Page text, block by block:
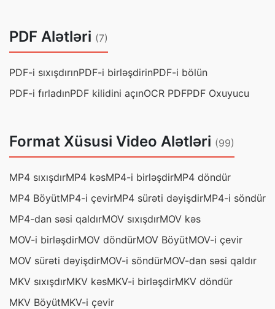
PDF Alətləri (7)
PDF-i sıxışdırınPDF-i birləşdirinPDF-i bölün
PDF-i fırladınPDF kilidini açınOCR PDFPDF Oxuyucu
Format Xüsusi Video Alətləri (99)
MP4 sıxışdırMP4 kəsMP4-i birləşdirMP4 döndür
MP4 BöyütMP4-i çevirMP4 sürəti dəyişdirMP4-i söndür
MP4-dan səsi qaldırMOV sıxışdırMOV kəs
MOV-i birləşdirMOV döndürMOV BöyütMOV-i çevir
MOV sürəti dəyişdirMOV-i söndürMOV-dan səsi qaldır
MKV sıxışdırMKV kəsMKV-i birləşdirMKV döndür
MKV BöyütMKV-i çevir